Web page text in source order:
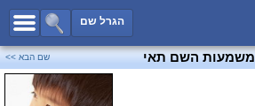
הגרל שם
כל השמות
שמות לבנים
שמות לבנות
משמעות השם תאי שם הבא >>